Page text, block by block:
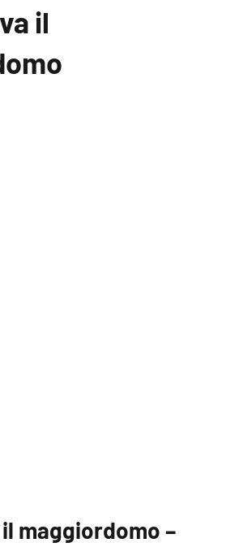
il
maggiordomo –